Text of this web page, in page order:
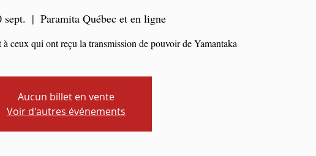
sept.
  |
Paramita Québec et en ligne
ceux qui ont reçu la transmission de pouvoir de Yamantaka
Aucun billet en vente
Voir d'autres événements